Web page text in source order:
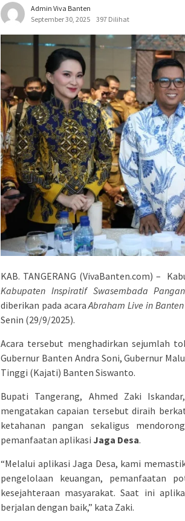
Admin Viva Banten
September 30, 2025
397 Dilihat
KAB. TANGERANG (VivaBanten.com) –
Kabupaten Inspiratif Swasembada
diberikan pada acaraAbraham Live in Banten
Senin (29/9/2025).
Acara tersebut menghadirkan sejumlah
Gubernur Banten Andra Soni, Gubernur
Tinggi (Kajati) Banten Siswanto.
Bupati Tangerang, Ahmed Zaki
mengatakan capaian tersebut diraih
ketahanan pangan sekaligus
pemanfaatan aplikasi Jaga Desa.
“Melalui aplikasi Jaga Desa, kami
pengelolaan keuangan, pemanfaatan
kesejahteraan masyarakat. Saat ini
berjalan dengan baik,” kata Zaki.